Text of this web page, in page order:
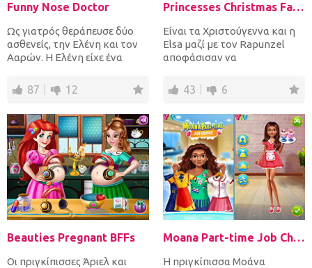
Funny Nose Doctor
Ως γιατρός θεράπευσε δύο
ασθενείς, την Ελένη και τον
Ααρών. Η Ελένη είχε ένα
87 12
Princesses Christmas Family Date
Είναι τα Χριστούγεννα και η
Elsa μαζί με τον Rapunzel
αποφάσισαν να
τους στ...
43 6
Beauties Pregnant BFFs
Οι πριγκίπισσες Άριελ και
Moana Part-time Job Choice
Η πριγκίπισσα Μοάνα